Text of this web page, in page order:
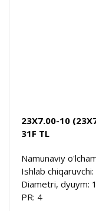
23X7.00-10
31F TL
Namunaviy
Ishlab
Diametri, dyuym:
PR: 4